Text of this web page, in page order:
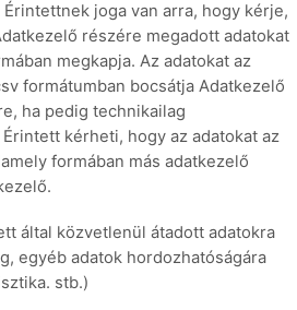
joga van arra, hogy kérje,
részére megadott adatokat
megkapja. Az adatokat az
formátumban bocsátja Adatkezelő
ha pedig technikailag
kérheti, hogy az adatokat az
formában más adatkezelő
által közvetlenül átadott adatokra
egyéb adatok hordozhatóságára
stb.)